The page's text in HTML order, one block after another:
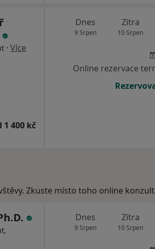
· Více
1 400 kč
Dnes
9 Srpen
Zítra
10 Srpen
Online rezervace
Zkuste místo toho online
Dnes
9 Srpen
Zítra
10 Srpen